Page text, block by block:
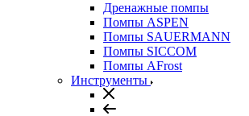
Дренажные помпы
Помпы ASPEN
Помпы SAUERMANN
Помпы SICCOM
Помпы AFrost
Инструменты